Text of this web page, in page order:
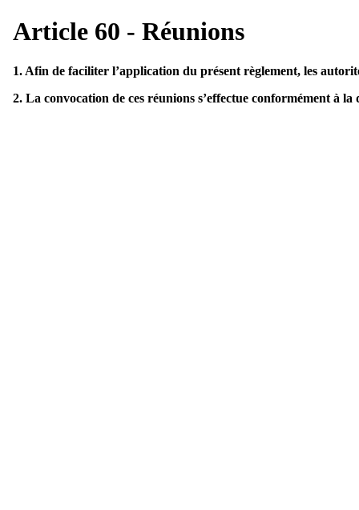
Article 60 - Réunions
1. Afin de faciliter l’application du présent règlement, les
2. La convocation de ces réunions s’effectue conformément à la